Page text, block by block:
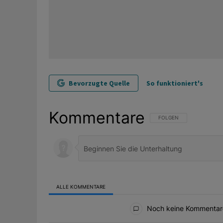
Bevorzugte Quelle So funktioniert's
Kommentare FOLGE DIESER
FOLGEN
ALLE KOMMENTARE
Noch keine